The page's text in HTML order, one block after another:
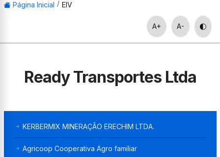
Página Inicial EIV
A+ A-
Ready Transportes Ltda
KERBERMIX MINERAÇÃO ERECHIM LTDA.
Agricoop Cooperativa Agro familiar